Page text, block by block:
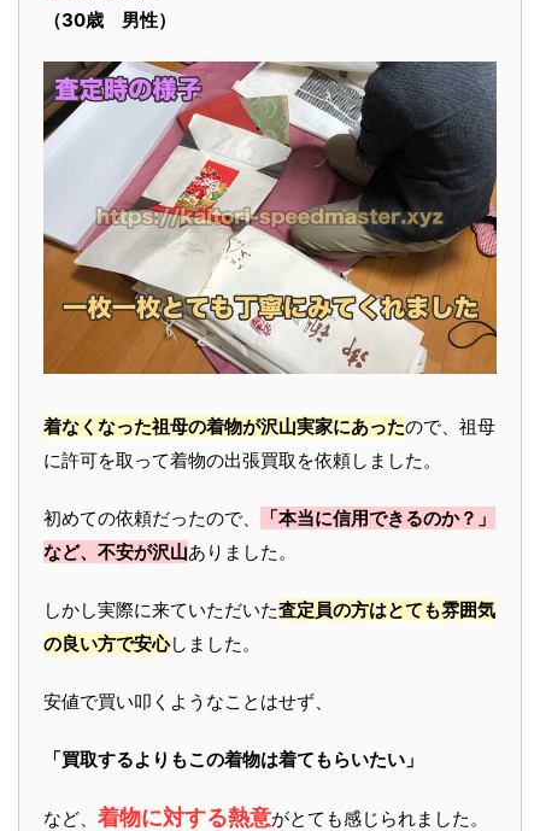
（30歳 男性）
着なくなった祖母の着物が沢山実家にあったので、祖母
に許可を取って着物の出張買取を依頼しました。
初めての依頼だったので、
「本当に信用できるのか？」
など、不安が沢山ありました。
しかし実際に来ていただいた査定員の方はとても雰囲気
の良い方で安心しました。
安値で買い叩くようなことはせず、
「買取するよりもこの着物は着てもらいたい」
など、 着物に対する熱意がとても感じられました。